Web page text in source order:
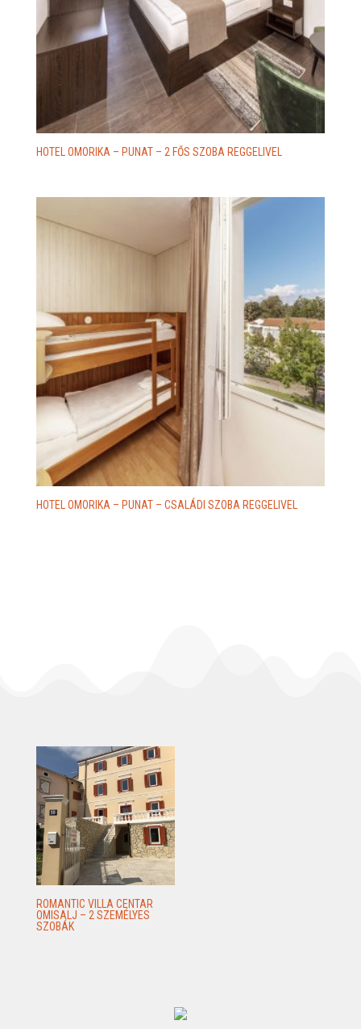
HOTEL OMORIKA – PUNAT – 2 FŐS SZOBA REGGELIVEL
HOTEL OMORIKA – PUNAT – CSALÁDI SZOBA REGGELIVEL
ROMANTIC VILLA CENTAR
OMISALJ – 2 SZEMÉLYES
SZOBÁK